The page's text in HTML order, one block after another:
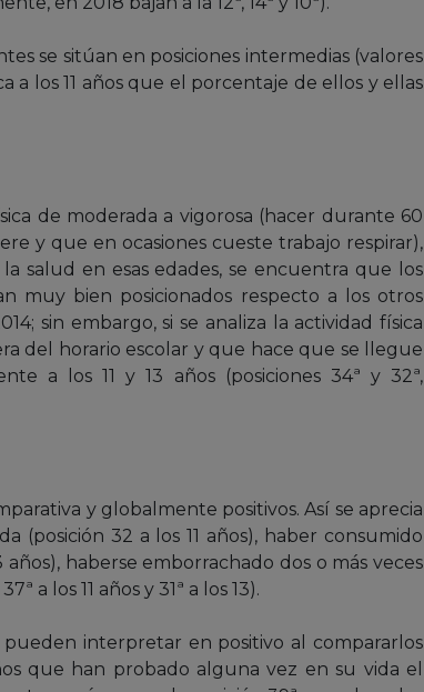
se sitúan en posiciones intermedias (valores
a los 11 años que el porcentaje de ellos y ellas
de moderada a vigorosa (hacer durante 60
y que en ocasiones cueste trabajo respirar),
salud en esas edades, se encuentra que los
muy bien posicionados respecto a los otros
sin embargo, si se analiza la actividad física
del horario escolar y que hace que se llegue
a los 11 y 13 años (posiciones 34ª y 32ª,
y globalmente positivos. Así se aprecia
(posición 32 a los 11 años), haber consumido
años), haberse emborrachado dos o más veces
a los 11 años y 31ª a los 13).
interpretar en positivo al compararlos
que han probado alguna vez en su vida el